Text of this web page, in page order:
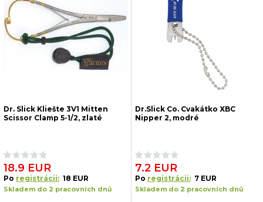
Dr. Slick Kliešte 3V1 Mitten
Scissor Clamp 5-1/2, zlaté
18.9 EUR
Po registrácii: 18 EUR
Skladem do 2 pracovních dnů
Dr.Slick Co. Cvakátko XBC
Nipper 2, modré
7.2 EUR
Po registrácii: 7 EUR
Skladem do 2 pracovních dnů